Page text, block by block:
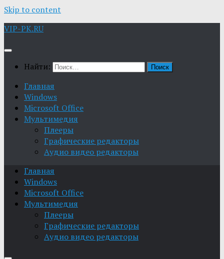
Skip to content
VIP-PK.RU
Найти:
Главная
Windows
Microsoft Office
Мультимедия
Плееры
Графические редакторы
Aудио видео редакторы
Главная
Windows
Microsoft Office
Мультимедия
Плееры
Графические редакторы
Aудио видео редакторы